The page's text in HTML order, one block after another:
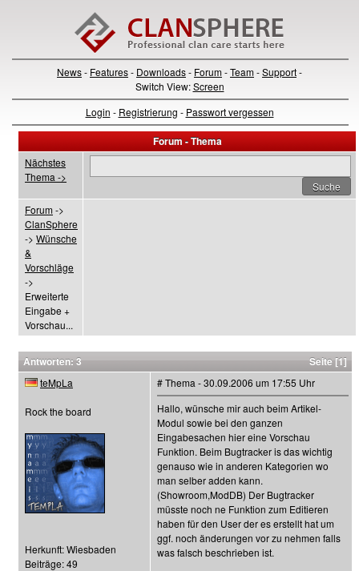
News- Features- Downloads- Forum-Team-Support-
Switch View:Screen
Login - Registrierung - Passwort vergessen
Forum - Thema
Nächstes
Thema ->
Forum->
ClanSphere
-> Wünsche
&
Vorschläge
->
Erweiterte
Eingabe +
Vorschau...
Antworten: 3 Seite [1]
teMpLa
Rock the board
Herkunft: Wiesbaden
Beiträge: 49
# Thema - 30.09.2006 um 17:55 Uhr
Hallo, wünsche mir auch beim Artikel-
Modul sowie bei den ganzen
Eingabesachen hier eine Vorschau
Funktion. Beim Bugtracker is das wichtig
genauso wie in anderen Kategorien wo
man selber adden kann.
(Showroom,ModDB) Der Bugtracker
müsste noch ne Funktion zum Editieren
haben für den User der es erstellt hat um
ggf. noch änderungen vor zu nehmen falls
was falsch beschrieben ist.